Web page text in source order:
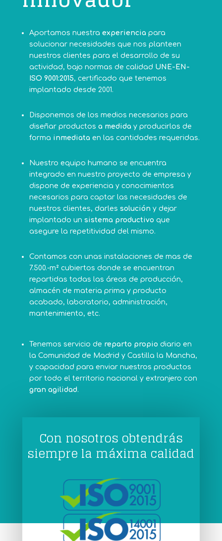
Aportamos nuestra experiencia para
solucionar necesidades que nos planteen
nuestros clientes para el desarrollo de su
actividad, bajo normas de calidad UNE-EN-
ISO 9001:2015, certificado que tenemos
implantado desde 2001.
Disponemos de los medios necesarios para
diseñar productos a medida y producirlos de
forma inmediata en las cantidades requeridas.
Nuestro equipo humano se encuentra
integrado en nuestro proyecto de empresa y
dispone de experiencia y conocimientos
necesarios para captar las necesidades de
nuestros clientes, darles solución y dejar
implantado un sistema productivo que
asegure la repetitividad del mismo.
Contamos con unas instalaciones de mas de
7.500.-m² cubiertos donde se encuentran
repartidas todas las áreas de producción,
almacén de materia prima y producto
acabado, laboratorio, administración,
mantenimiento, etc.
Tenemos servicio de reparto propio diario en
la Comunidad de Madrid y Castilla la Mancha,
y capacidad para enviar nuestros productos
por todo el territorio nacional y extranjero con
gran agilidad.
Con nosotros obtendrás
siempre la máxima calidad